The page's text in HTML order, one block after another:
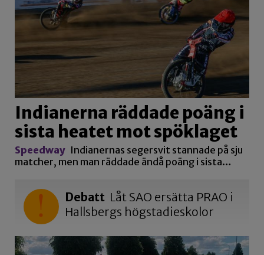
Indianerna räddade poäng i
sista heatet mot spöklaget
Speedway Indianernas segersvit stannade på sju
matcher, men man räddade ändå poäng i sista…
Debatt Låt SAO ersätta PRAO i
Hallsbergs högstadieskolor